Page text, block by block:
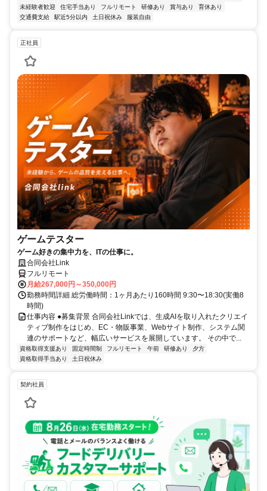
未経験者歓迎
住宅手当あり フルリモート 研修あり 賞与あり
育休あり
交通費支給
駅近5分以内 土日祝休み 服装自由
正社員
ゲームテスター
ゲーム好きの集中力を、ITの仕事に。
合同会社Link
フルリモート
月給267,000円～350,000円
勤務時間詳細 総労働時間：1ヶ月あたり160時間 9:30〜18:30(実働8
時間)
仕事内容 ●募集背景 合同会社Linkでは、生成AIを取り入れたクリエイ
ティブ制作をはじめ、EC・物販事業、Webサイト制作、システム関
連のサポートなど、幅広いサービスを展開しています。 その中で...
資格取得支援あり 固定時間制 フルリモート 午前 研修あり
夕方
資格取得手当あり
土日祝休み
契約社員